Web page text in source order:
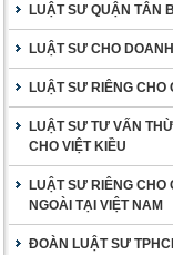
LUẬT SƯ QUẬN TÂN
LUẬT SƯ CHO
LUẬT SƯ RIÊNG CHO
LUẬT SƯ TƯ VẤN
CHO VIỆT KIỀU
LUẬT SƯ RIÊNG CHO
NGOÀI TẠI VIỆT NAM
ĐOÀN LUẬT SƯ